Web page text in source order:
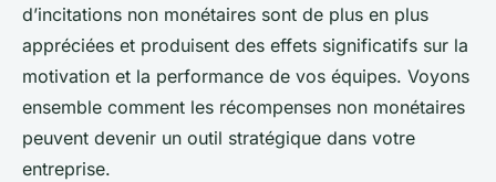
d’incitations non monétaires sont de plus en plus
appréciées et produisent des effets significatifs sur la
motivation et la performance de vos équipes. Voyons
ensemble comment les récompenses non monétaires
peuvent devenir un outil stratégique dans votre
entreprise.